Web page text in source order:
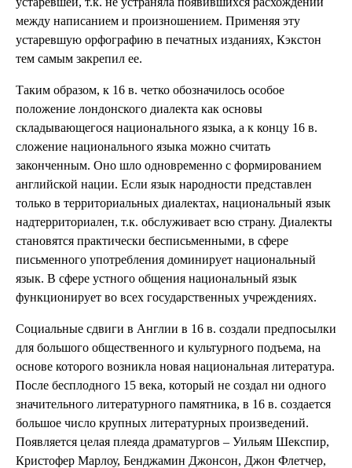
между написанием и произношением. Применяя эту
устаревшую орфографию в печатных изданиях, Кэкстон
тем самым закрепил ее.
Таким образом, к 16 в. четко обозначилось особое
положение лондонского диалекта как основы
складывающегося национального языка, а к концу 16 в.
сложение национального языка можно считать
законченным. Оно шло одновременно с формированием
английской нации. Если язык народности представлен
только в территориальных диалектах, национальный язык
надтерриториален, т.к. обслуживает всю страну. Диалекты
становятся практически бесписьменными, в сфере
письменного употребления доминирует национальный
язык. В сфере устного общения национальный язык
функционирует во всех государственных учреждениях.
Социальные сдвиги в Англии в 16 в. создали предпосылки
для большого общественного и культурного подъема, на
основе которого возникла новая национальная литература.
После бесплодного 15 века, который не создал ни одного
значительного литературного памятника, в 16 в. создается
большое число крупных литературных произведений.
Появляется целая плеяда драматургов – Уильям Шекспир,
Кристофер Марлоу, Бенджамин Джонсон, Джон Флетчер,